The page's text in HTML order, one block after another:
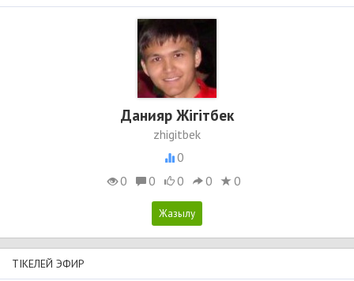
Данияр Жігітбек
zhigitbek
0
0
0 0 0 0
ТІКЕЛЕЙ ЭФИР